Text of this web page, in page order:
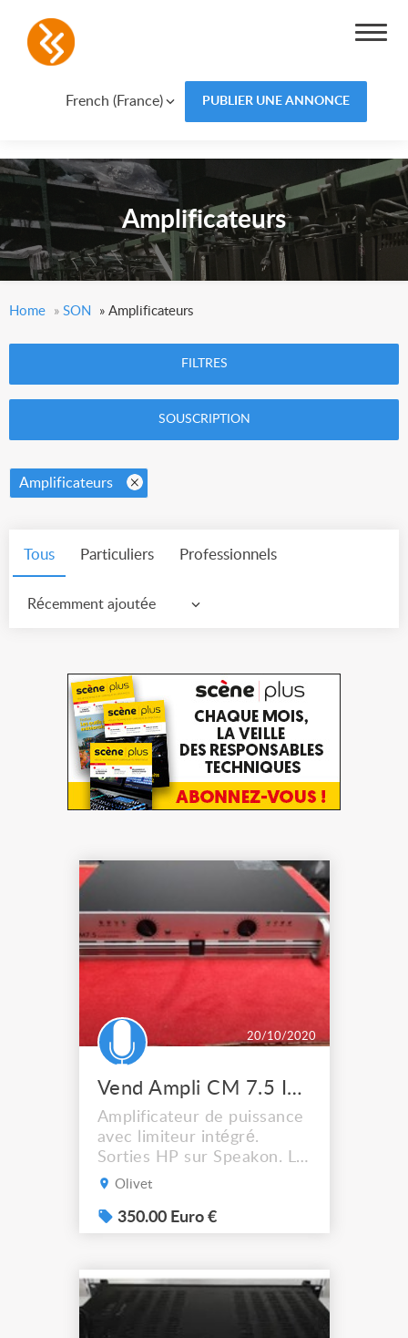
French (France) PUBLIER UNE ANNONCE
Amplificateurs
Home » SON » Amplificateurs
FILTRES
SOUSCRIPTION
Amplificateurs
Tous Particuliers Professionnels
Récemment ajoutée
20/10/2020
Vend Ampli CM 7.5 Inter M
Amplificateur de puissance
avec limiteur intégré.
Sorties HP sur Speakon. La
série des amplificateurs
possibilité d'enclencher un
limiteur de niveau en
certains cas de réguler le
niveau de sortie afin
d'éviter les surcharges et
Olivet
350.00 Euro €